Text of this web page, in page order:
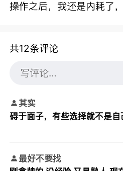
操作之后，我还是内耗了
共12条评论
其实
碍于面子，有些选择就不是自
最好不要找